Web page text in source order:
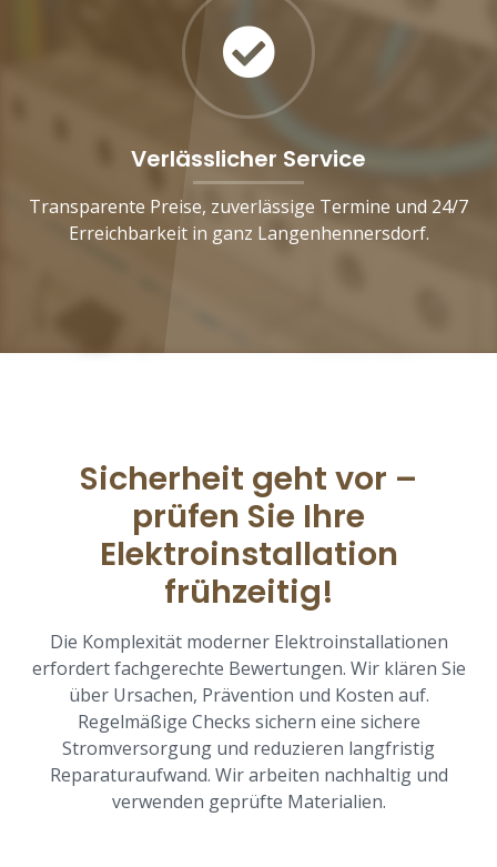
Verlässlicher Service
Transparente Preise, zuverlässige Termine und 24/7
Erreichbarkeit in ganz Langenhennersdorf.
Sicherheit geht vor –
prüfen Sie Ihre
Elektroinstallation
frühzeitig!
Die Komplexität moderner Elektroinstallationen
erfordert fachgerechte Bewertungen. Wir klären Sie
über Ursachen, Prävention und Kosten auf.
Regelmäßige Checks sichern eine sichere
Stromversorgung und reduzieren langfristig
Reparaturaufwand. Wir arbeiten nachhaltig und
verwenden geprüfte Materialien.